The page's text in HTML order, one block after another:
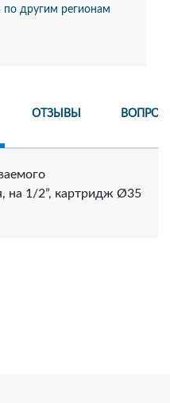
по другим регионам
ОТЗЫВЫ
на 1/2”, картридж Ø35